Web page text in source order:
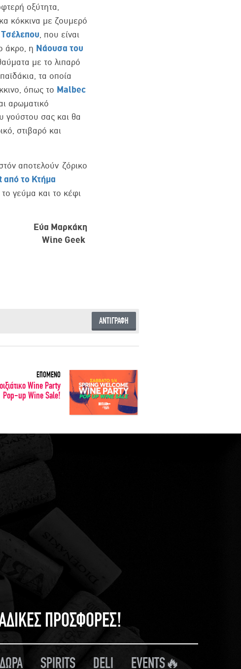
οξύτητα,
κόκκινα με ζουμερό
, που είναι
άκρο, η Νάουσα του
με το λιπαρό
τα οποία
όπως το Malbec
αρωματικό
γούστου σας και θα
στιβαρό και
αποτελούν ζόρικο
από το Κτήμα
γεύμα και το κέφι
Εύα Μαρκάκη
Wine Geek
ΑΝΤΙΓΡΑΦΗ
ΕΠΟΜΕΝΟ
Wine Party
Pop-up Wine Sale!
ΠΡΟΣΦΟΡΕΣ!
ΔΩΡΑ SPIRITS DELI EVENTS🔥